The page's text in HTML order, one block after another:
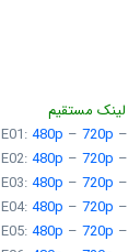
لینک مستقیم
E01:480p – 720p –
E02:480p – 720p –
E03:480p – 720p –
E04:480p – 720p –
E05:480p – 720p –